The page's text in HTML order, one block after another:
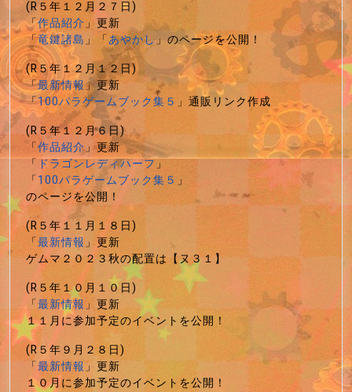
(R５年１２月２７日)
「作品紹介」更新
「竜鍵諸島」「あやかし」のページを公開！
(R５年１２月１２日)
「最新情報」更新
「100パラゲームブック集５ 」通販リンク作成
(R５年１２月６日)
「作品紹介」更新
「ドラゴンレディハーフ」
「100パラゲームブック集５ 」
のページを公開！
(R５年１１月１８日)
「最新情報」更新
ゲムマ２０２３秋の配置は【ヌ３１】
(R５年１０月１０日)
「最新情報」更新
１１月に参加予定のイベントを公開！
(R５年９月２８日)
「最新情報」更新
１０月に参加予定のイベントを公開！